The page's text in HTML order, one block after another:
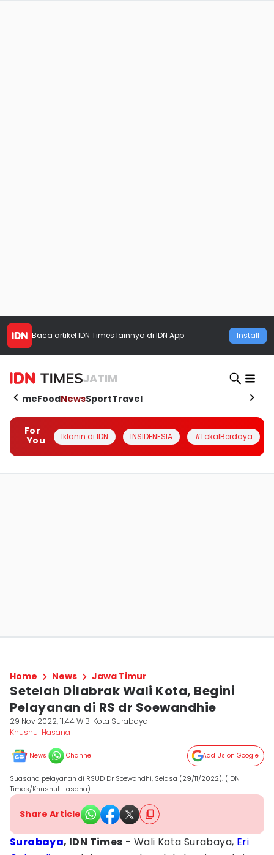
Baca artikel IDN Times lainnya di IDN App Install
JATIM
HomeFoodNewsSportTravel
For
You
Iklanin di IDN INSIDENESIA #LokalBerdaya
Home News Jawa Timur
Setelah Dilabrak Wali Kota, Begini
Pelayanan di RS dr Soewandhie
29 Nov 2022, 11:44 WIB Kota Surabaya
Khusnul Hasana
News Channel Add Us on Google
Suasana pelayanan di RSUD Dr Soewandhi, Selasa (29/11/2022). (IDN
Times/Khusnul Hasana).
Share Article
Surabaya, IDN Times - Wali Kota Surabaya, Eri